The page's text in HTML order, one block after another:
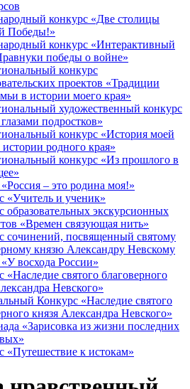
конкурс «Две столицы
Победы!»
конкурс «Интерактивный
победы о войне»
конкурс
проектов «Традиции
в истории моего края»
художественный конкурс
подростков»
конкурс «История моей
родного края»
конкурс «Из прошлого в
– это родина моя!»
«Учитель и ученик»
образовательных экскурсионных
«Времен связующая нить»
сочинений, посвященный святому
князю Александру Невскому
восхода России»
«Наследие святого благоверного
Невского»
Конкурс «Наследие святого
князя Александра Невского»
«Зарисовка из жизни последних
«Путешествие к истокам»